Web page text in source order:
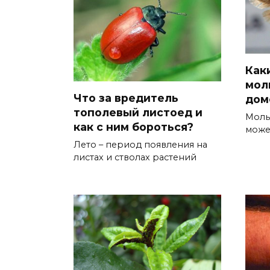
Что за вредитель
тополевый листоед и
как с ним бороться?
Лето – период появления на
листах и стволах растений